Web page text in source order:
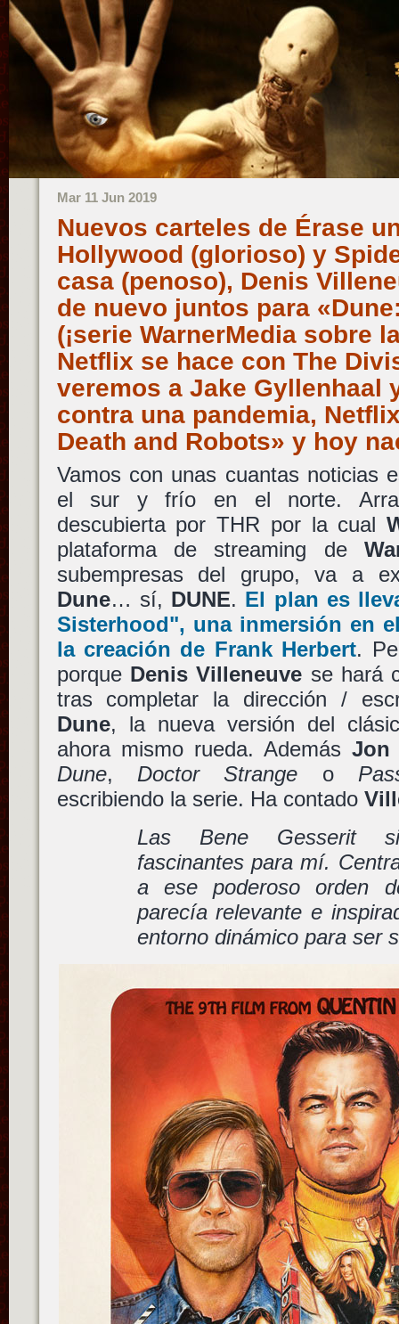
Mar 11 Jun 2019
Nuevos carteles de Érase
Hollywood (glorioso) y
casa (penoso), Denis
de nuevo juntos para
(¡serie WarnerMedia sobre
Netflix se hace con The
veremos a Jake Gyllenhaal
contra una pandemia,
Death and Robots» y hoy
Vamos con unas cuantas noticias
el sur y frío en el norte.
descubierta por THR por la cual
plataforma de streaming de
subempresas del grupo, va a
Dune… sí, DUNE. El plan es
Sisterhood", una inmersión en
la creación de Frank Herbert.
porque Denis Villeneuve se hará
tras completar la dirección /
Dune, la nueva versión del
ahora mismo rueda. AdemásJon
Dune, Doctor Strange o
escribiendo la serie. Ha contado
Las Bene Gesserit
fascinantes para mí.
a ese poderoso orden
parecía relevante e
entorno dinámico para ser